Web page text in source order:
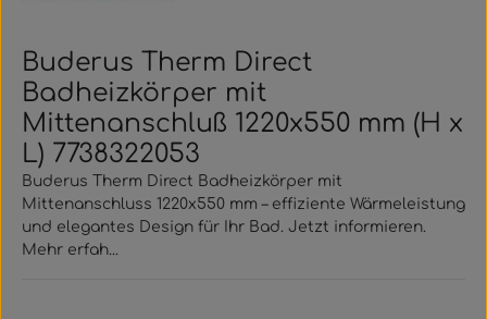
Buderus Therm Direct
Badheizkörper mit
Mittenanschluß 1220x550 mm (H x
L) 7738322053
Buderus Therm Direct Badheizkörper mit
Mittenanschluss 1220x550 mm – effiziente Wärmeleistung
und elegantes Design für Ihr Bad. Jetzt informieren.
Mehr erfah...